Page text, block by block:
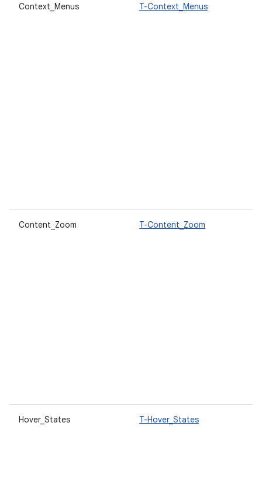
Context_Menus T-Context_Menus
Content_Zoom T-Content_Zoom
Hover_States T-Hover_States